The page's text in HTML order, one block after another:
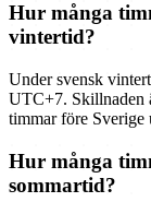
Hur många
vintertid?
Under svensk
UTC+7. Skillnaden
timmar före Sverige
Hur många
sommartid?